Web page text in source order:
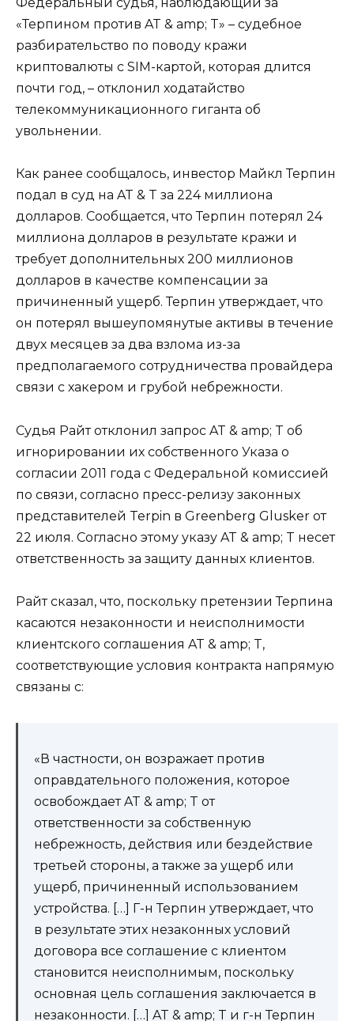
«Терпином против AT & amp; T» – судебное
разбирательство по поводу кражи
криптовалюты с SIM-картой, которая длится
почти год, – отклонил ходатайство
телекоммуникационного гиганта об
увольнении.
Как ранее сообщалось, инвестор Майкл Терпин
подал в суд на AT & T за 224 миллиона
долларов. Сообщается, что Терпин потерял 24
миллиона долларов в результате кражи и
требует дополнительных 200 миллионов
долларов в качестве компенсации за
причиненный ущерб. Терпин утверждает, что
он потерял вышеупомянутые активы в течение
двух месяцев за два взлома из-за
предполагаемого сотрудничества провайдера
связи с хакером и грубой небрежности.
Судья Райт отклонил запрос AT & amp; T об
игнорировании их собственного Указа о
согласии 2011 года с Федеральной комиссией
по связи, согласно пресс-релизу законных
представителей Terpin в Greenberg Glusker от
22 июля. Согласно этому указу AT & amp; T несет
ответственность за защиту данных клиентов.
Райт сказал, что, поскольку претензии Терпина
касаются незаконности и неисполнимости
клиентского соглашения AT & amp; T,
соответствующие условия контракта напрямую
связаны с:
«В частности, он возражает против
оправдательного положения, которое
освобождает AT & amp; T от
ответственности за собственную
небрежность, действия или бездействие
третьей стороны, а также за ущерб или
ущерб, причиненный использованием
устройства. […] Г-н Терпин утверждает, что
в результате этих незаконных условий
договора все соглашение с клиентом
становится неисполнимым, поскольку
основная цель соглашения заключается в
незаконности. […] AT & amp; T и г-н Терпин